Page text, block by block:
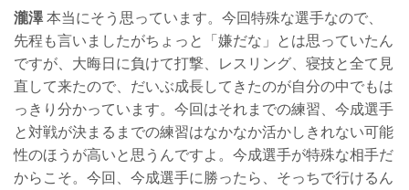
瀧澤本当にそう思っています。今回特殊な選手なので、
先程も言いましたがちょっと「嫌だな」とは思っていたん
ですが、大晦日に負けて打撃、レスリング、寝技と全て見
直して来たので、だいぶ成長してきたのが自分の中でもは
っきり分かっています。今回はそれまでの練習、今成選手
と対戦が決まるまでの練習はなかなか活かしきれない可能
性のほうが高いと思うんですよ。今成選手が特殊な相手だ
からこそ。今回、今成選手に勝ったら、そっちで行けるん